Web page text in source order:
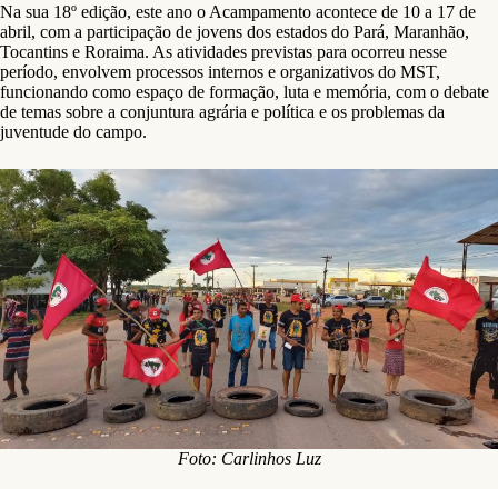
Na sua 18º edição, este ano o Acampamento acontece de 10 a 17 de
abril, com a participação de jovens dos estados do Pará, Maranhão,
Tocantins e Roraima. As atividades previstas para ocorreu nesse
período, envolvem processos internos e organizativos do MST,
funcionando como espaço de formação, luta e memória, com o debate
de temas sobre a conjuntura agrária e política e os problemas da
juventude do campo.
Foto: Carlinhos Luz